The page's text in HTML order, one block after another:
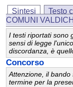
Sintesi Testo
COMUNI
I testi riportati sono
sensi di legge
discordanza, è
Concorso
Attenzione, il
termine per la